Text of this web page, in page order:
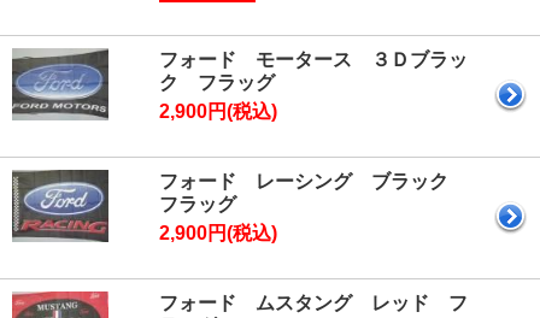
フォード モータース ３Ｄブラッ
ク フラッグ
2,900円(税込)
フォード レーシング ブラック
フラッグ
2,900円(税込)
フォード ムスタング レッド フ